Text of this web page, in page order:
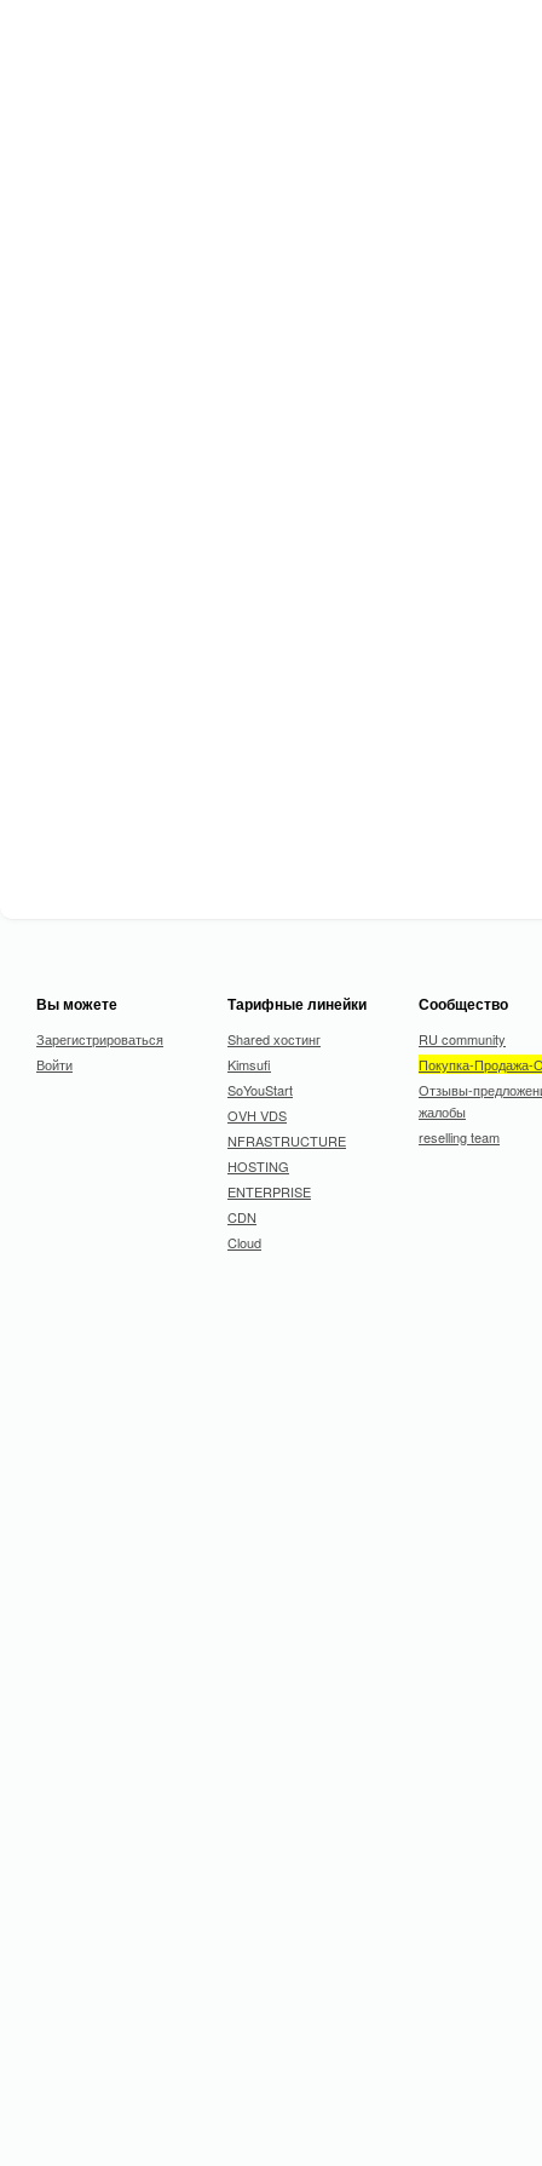
Вы можете
Зарегистрироваться
Войти
Тарифные линейки
Shared хостинг
Kimsufi
SoYouStart
OVH VDS
NFRASTRUCTURE
HOSTING
ENTERPRISE
CDN
Cloud
Сообщество
RU community
Покупка-Продажа-
Отзывы-
жалобы
reselling team